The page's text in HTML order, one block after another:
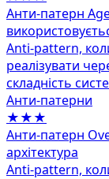
Анти-патерн
Anti-pattern,
реалізувати
складність
Анти‑патерни
★★★
Анти-патерн
архітектура
Anti-pattern,